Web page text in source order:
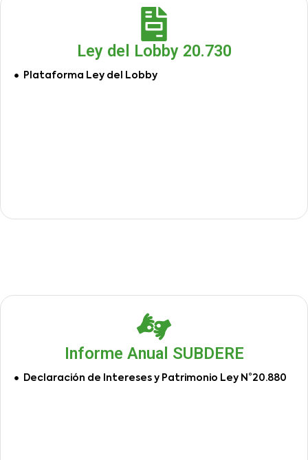
Ley del Lobby 20.730
Plataforma Ley del Lobby
Informe Anual SUBDERE
Declaración de Intereses y Patrimonio Ley N°20.880